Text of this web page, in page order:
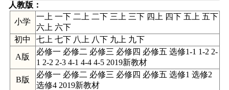
人教版 ：
小学
一上 一下 二上 二下 三上 三下 四上 四下 五上 五下
六上 六下
初中
七上 七下 八上 八下 九上 九下
A版
必修一 必修二 必修三 必修四 必修五 选修1-1 1-2 2-
1 2-2 2-3 4-1 4-4 4-5 2019新教材
B版
必修一 必修二 必修三 必修四 必修五 选修1 选修2
选修4 2019新教材